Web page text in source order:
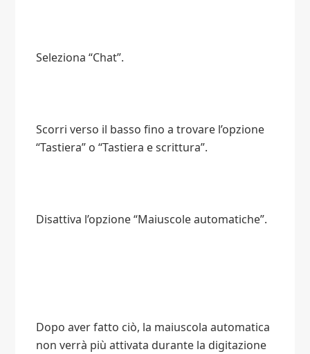
Seleziona “Chat”.
Scorri verso il basso fino a trovare l’opzione
“Tastiera” o “Tastiera e scrittura”.
Disattiva l’opzione “Maiuscole automatiche”.
Dopo aver fatto ciò, la maiuscola automatica
non verrà più attivata durante la digitazione